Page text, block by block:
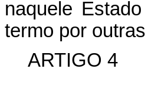
naquele
termo por
ARTIGO 4